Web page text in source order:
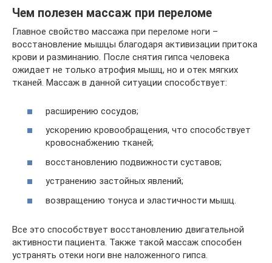
Чем полезен массаж при переломе
Главное свойство массажа при переломе ноги –
восстановление мышцы благодаря активизации притока
крови и разминанию. После снятия гипса человека
ожидает не только атрофия мышц, но и отек мягких
тканей. Массаж в данной ситуации способствует:
расширению сосудов;
ускорению кровообращения, что способствует
кровоснабжению тканей;
восстановлению подвижности суставов;
устранению застойных явлений;
возвращению тонуса и эластичности мышц.
Все это способствует восстановлению двигательной
активности пациента. Также такой массаж способен
устранять отеки ноги вне наложенного гипса.